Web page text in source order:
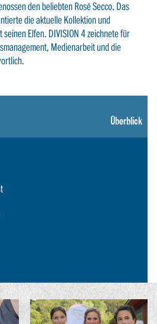
den beliebten Rosé Secco. Das
die aktuelle Kollektion und
Elfen. DIVISION 4 zeichnete für
Medienarbeit und die
Überblick